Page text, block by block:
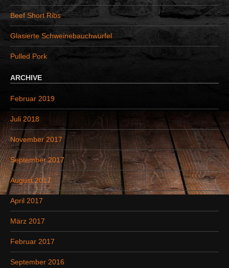
a
c
h
:
Beef Short Ribs
Glasierte Schweinebauchwürfel
Pulled Pork
ARCHIVE
Februar 2019
Juli 2018
November 2017
September 2017
August 2017
April 2017
März 2017
Februar 2017
September 2016